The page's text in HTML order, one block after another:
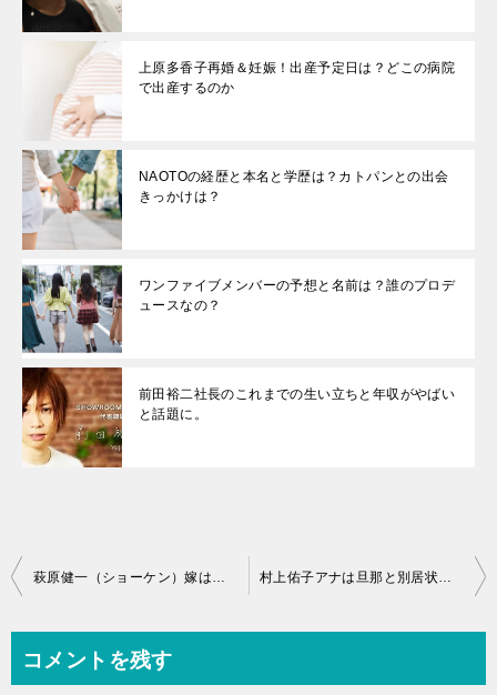
上原多香子再婚＆妊娠！出産予定日は？どこの病院
で出産するのか
NAOTOの経歴と本名と学歴は？カトパンとの出会
きっかけは？
ワンファイブメンバーの予想と名前は？誰のプロデ
ュースなの？
前田裕二社長のこれまでの生い立ちと年収がやばい
と話題に。
投
ビ
萩原健一（ショーケン）嫁は誰？子供はいるの？過去の逮捕歴調査 村上佑子アナは旦那と別居状態？不倫相手のNHK記者の名前は？
コメントを残す